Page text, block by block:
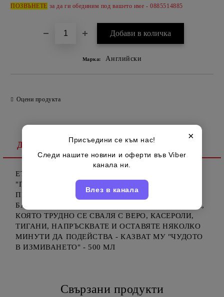
ПОЗВЪНЕТЕ за да ги обединим под вашето име - 0885514885
Марка: Английски
Оцени продукта
Детайлно описание
ЕТО ГО И НОВОТО ПОПЪЛНЕНИЕ ОТ СЕРИЯТА
"ПИНК" НА СТАР ДРОПС - СПРЕЯ Е СПЕЦИАЛНО
ПРЕДНАЗНАЧЕН ЗА ЗАГОРЕЛИ ТАВИ ОТ ПИЦИ,
БАНИЦИ И ДРУГИ ПЕЧИВА, ЗАСЪХНАЛА ХРАНА,
КОЯТО ТРУДНО СЕ СВАЛЯ С ВЕРО, КАСЕРОЛИ,
ТИГАНИ, НАПРЪСКВАТЕ И ОСТАВЯТЕ НЯКОЛКО
МИНУТИ ДА ПОДЕЙСТВА - КАЗВАТ МУ "ЧУДОТО
В ИЗМИВАНЕТО" - 500 МЛ
Свързани продукти
×
Присъедини се към нас!
Следи нашите новини и оферти във Viber
канала ни.
Влез в канала